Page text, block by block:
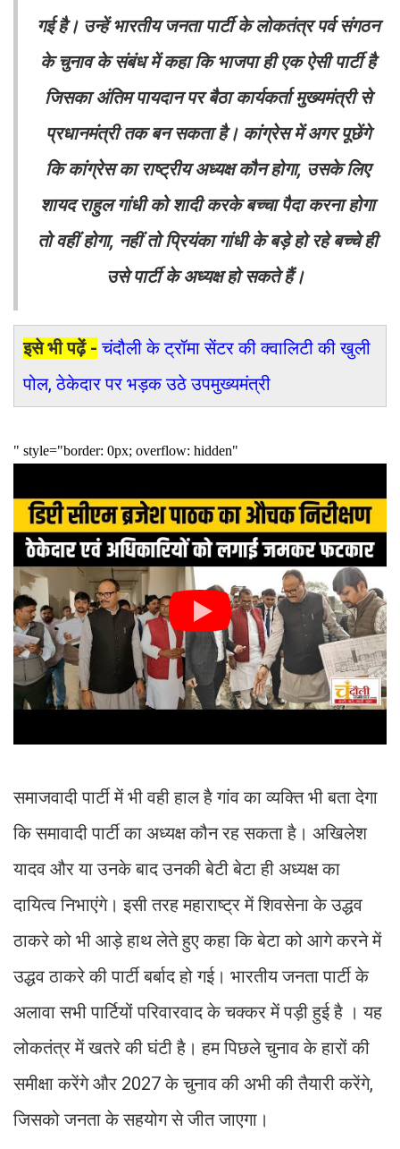
गई है। उन्हें भारतीय जनता पार्टी के लोकतंत्र पर्व संगठन
के चुनाव के संबंध में कहा कि भाजपा ही एक ऐसी पार्टी है
जिसका अंतिम पायदान पर बैठा कार्यकर्ता मुख्यमंत्री से
प्रधानमंत्री तक बन सकता है। कांग्रेस में अगर पूछेंगे
कि कांग्रेस का राष्ट्रीय अध्यक्ष कौन होगा, उसके लिए
शायद राहुल गांधी को शादी करके बच्चा पैदा करना होगा
तो वहीं होगा, नहीं तो प्रियंका गांधी के बड़े हो रहे बच्चे ही
उसे पार्टी के अध्यक्ष हो सकते हैं।
इसे भी पढ़ें - चंदौली के ट्रॉमा सेंटर की क्वालिटी की खुली
पोल, ठेकेदार पर भड़क उठे उपमुख्यमंत्री
समाजवादी पार्टी में भी वही हाल है गांव का व्यक्ति भी बता देगा
कि समावादी पार्टी का अध्यक्ष कौन रह सकता है। अखिलेश
यादव और या उनके बाद उनकी बेटी बेटा ही अध्यक्ष का
दायित्व निभाएंगे। इसी तरह महाराष्ट्र में शिवसेना के उद्धव
ठाकरे को भी आड़े हाथ लेते हुए कहा कि बेटा को आगे करने में
उद्धव ठाकरे की पार्टी बर्बाद हो गई। भारतीय जनता पार्टी के
अलावा सभी पार्टियों परिवारवाद के चक्कर में पड़ी हुई है । यह
लोकतंत्र में खतरे की घंटी है। हम पिछले चुनाव के हारों की
समीक्षा करेंगे और 2027 के चुनाव की अभी की तैयारी करेंगे,
जिसको जनता के सहयोग से जीत जाएगा।